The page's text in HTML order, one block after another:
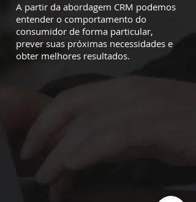
A partir da abordagem CRM podemos
entender o comportamento do
consumidor de forma particular,
prever suas próximas necessidades e
obter melhores resultados.